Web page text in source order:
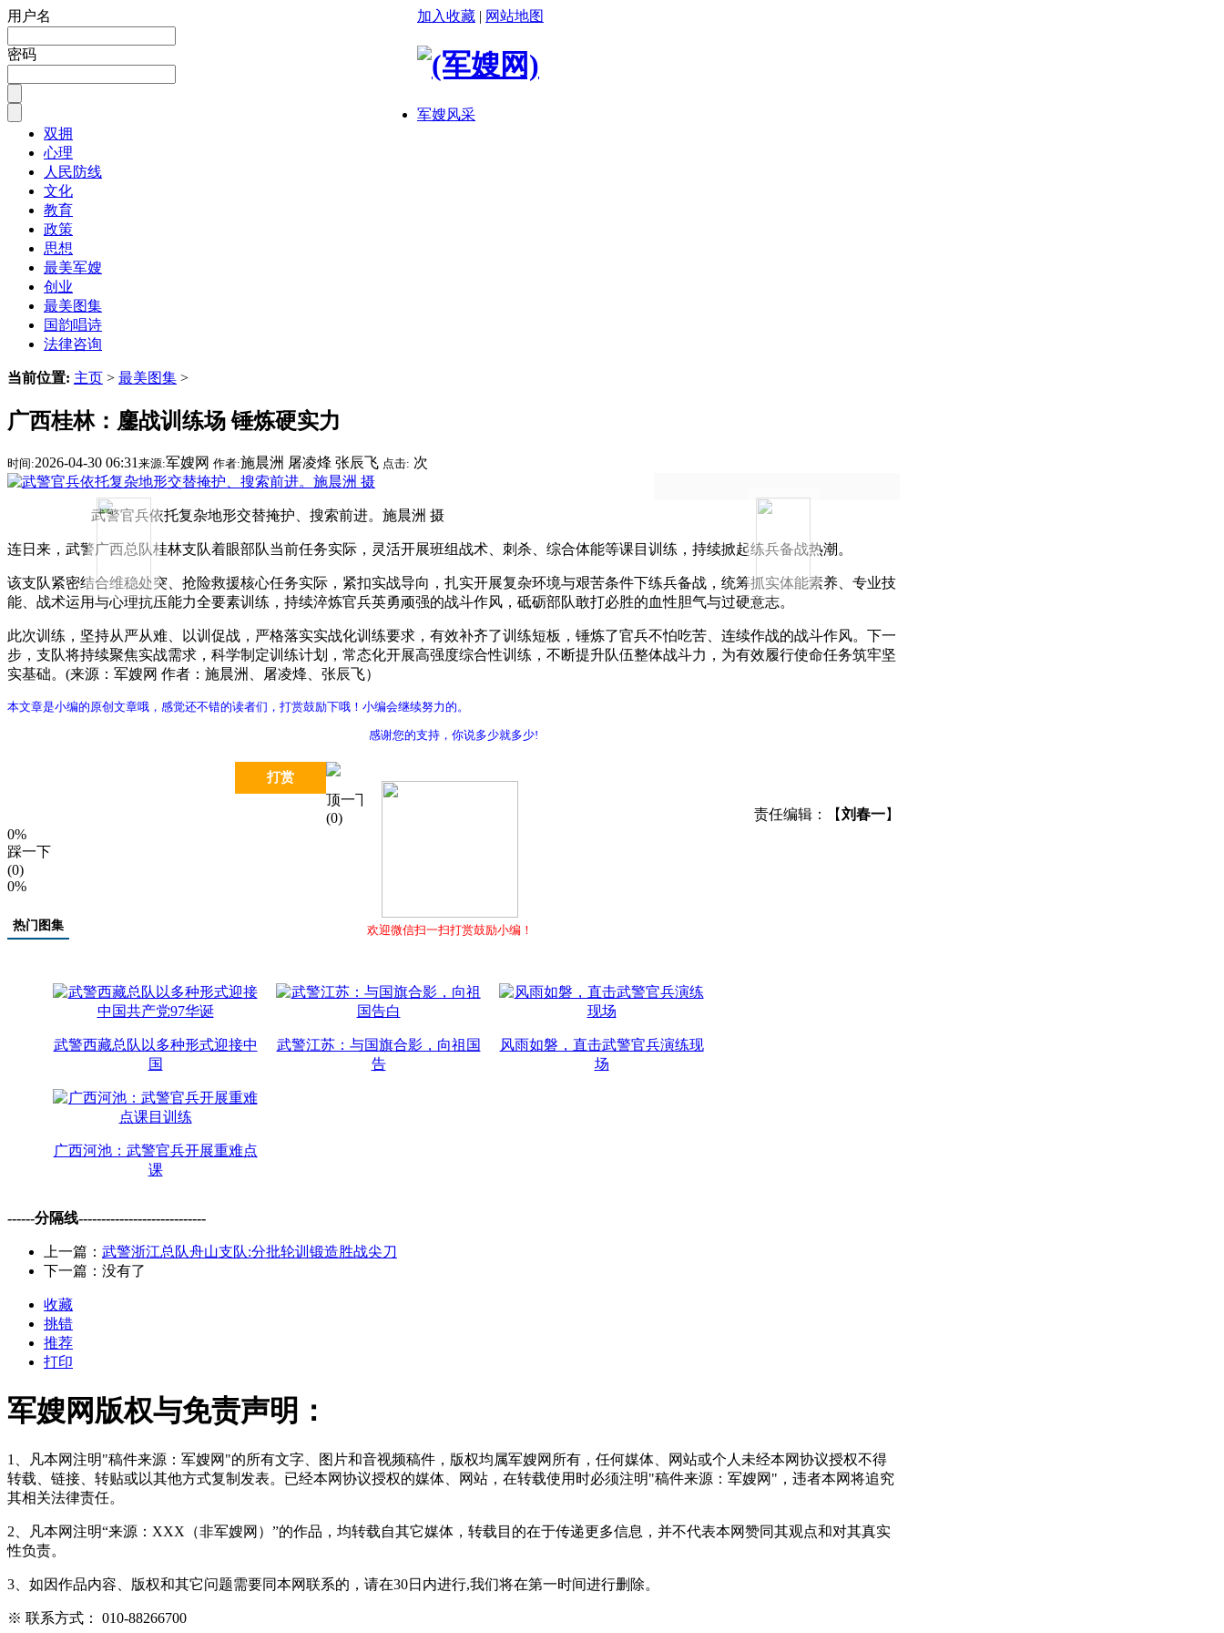
用户名
密码
加入收藏 | 网站地图
军嫂风采
双拥
心理
人民防线
文化
教育
政策
思想
最美军嫂
创业
最美图集
国韵唱诗
法律咨询
当前位置: 主页 > 最美图集 >
广西桂林：鏖战训练场 锤炼硬实力
时间:2026-04-30 06:31 来源:军嫂网 作者:施晨洲 屠凌烽 张辰飞 点击: 次
武警官兵依托复杂地形交替掩护、搜索前进。施晨洲 摄
连日来，武警广西总队桂林支队着眼部队当前任务实际，灵活开展班组战术、刺杀、综合体能等课目训练，持续掀起练兵备战热潮。
该支队紧密结合维稳处突、抢险救援核心任务实际，紧扣实战导向，扎实开展复杂环境与艰苦条件下练兵备战，统筹抓实体能素养、专业技
能、战术运用与心理抗压能力全要素训练，持续淬炼官兵英勇顽强的战斗作风，砥砺部队敢打必胜的血性胆气与过硬意志。
此次训练，坚持从严从难、以训促战，严格落实实战化训练要求，有效补齐了训练短板，锤炼了官兵不怕吃苦、连续作战的战斗作风。下一
步，支队将持续聚焦实战需求，科学制定训练计划，常态化开展高强度综合性训练，不断提升队伍整体战斗力，为有效履行使命任务筑牢坚
实基础。(来源：军嫂网 作者：施晨洲、屠凌烽、张辰飞）
本文章是小编的原创文章哦，感觉还不错的读者们，打赏鼓励下哦！小编会继续努力的。
感谢您的支持，你说多少就多少!
打赏
欢迎微信扫一扫打赏鼓励小编！
责任编辑：【刘春一】
顶一下
(0)
0%
踩一下
(0)
0%
热门图集
武警西藏总队以多种形式迎接中
国
武警江苏：与国旗合影，向祖国
告
风雨如磐，直击武警官兵演练现
场
广西河池：武警官兵开展重难点
课
------分隔线----------------------------
上一篇： 武警浙江总队舟山支队:分批轮训锻造胜战尖刀
下一篇：没有了
收藏
挑错
推荐
打印
军嫂网版权与免责声明：
1、凡本网注明"稿件来源：军嫂网"的所有文字、图片和音视频稿件，版权均属军嫂网所有，任何媒体、网站或个人未经本网协议授权不得
转载、链接、转贴或以其他方式复制发表。已经本网协议授权的媒体、网站，在转载使用时必须注明"稿件来源：军嫂网"，违者本网将追究
其相关法律责任。
2、凡本网注明“来源：XXX（非军嫂网）”的作品，均转载自其它媒体，转载目的在于传递更多信息，并不代表本网赞同其观点和对其真实
性负责。
3、如因作品内容、版权和其它问题需要同本网联系的，请在30日内进行,我们将在第一时间进行删除。
※ 联系方式： 010-88266700